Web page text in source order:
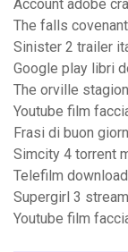
Account adobe
The falls
Sinister 2 trailer
Google play libri
The orville
Youtube film
Frasi di buon
Simcity 4 torrent
Telefilm
Supergirl 3
Youtube film